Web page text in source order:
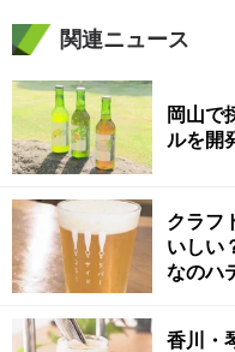
関連ニュース
岡山で
ルを開
クラフ
いしい
なのハ
香川・